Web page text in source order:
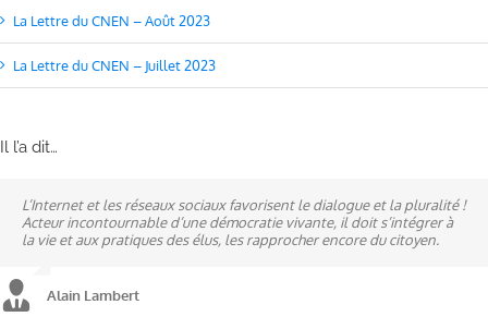
La Lettre du CNEN – Août 2023
La Lettre du CNEN – Juillet 2023
Il l’a dit…
L’Internet et les réseaux sociaux favorisent le dialogue et la pluralité !
Acteur incontournable d’une démocratie vivante, il doit s’intégrer à
la vie et aux pratiques des élus, les rapprocher encore du citoyen.
Alain Lambert
Ne pas subir, mais construire son destin, telle est la philosophie qui
n’a cessé de mobiliser la ville d’Alençon, son agglomération et ses
élus.
Alain Lambert
A mes yeux, la politique est synonyme de service : un sénateur doit
être au service des élus et des communes comme un maire sait si bien
l’être au service des habitants.
Alain Lambert